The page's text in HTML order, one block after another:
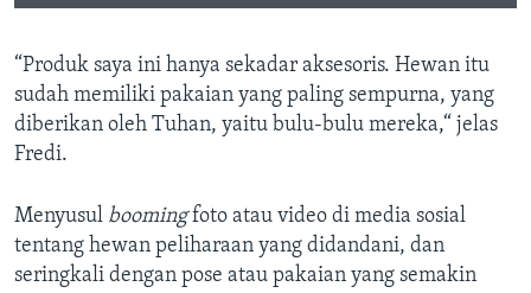
“Produk saya ini hanya sekadar aksesoris. Hewan itu
sudah memiliki pakaian yang paling sempurna, yang
diberikan oleh Tuhan, yaitu bulu-bulu mereka,“ jelas
Fredi.
Menyusul boomingfoto atau video di media sosial
tentang hewan peliharaan yang didandani, dan
seringkali dengan pose atau pakaian yang semakin